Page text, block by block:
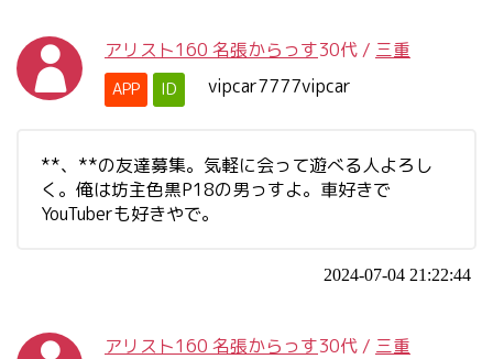
アリスト160 名張からっす30代 / 三重
APP ID vipcar7777vipcar
**、**の友達募集。気軽に会って遊べる人よろし
く。俺は坊主色黒P18の男っすよ。車好きで
YouTuberも好きやで。
2024-07-04 21:22:44
アリスト160 名張からっす30代 / 三重